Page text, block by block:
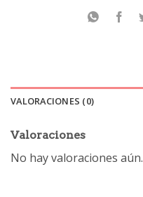
VALORACIONES (0)
Valoraciones
No hay valoraciones aún.